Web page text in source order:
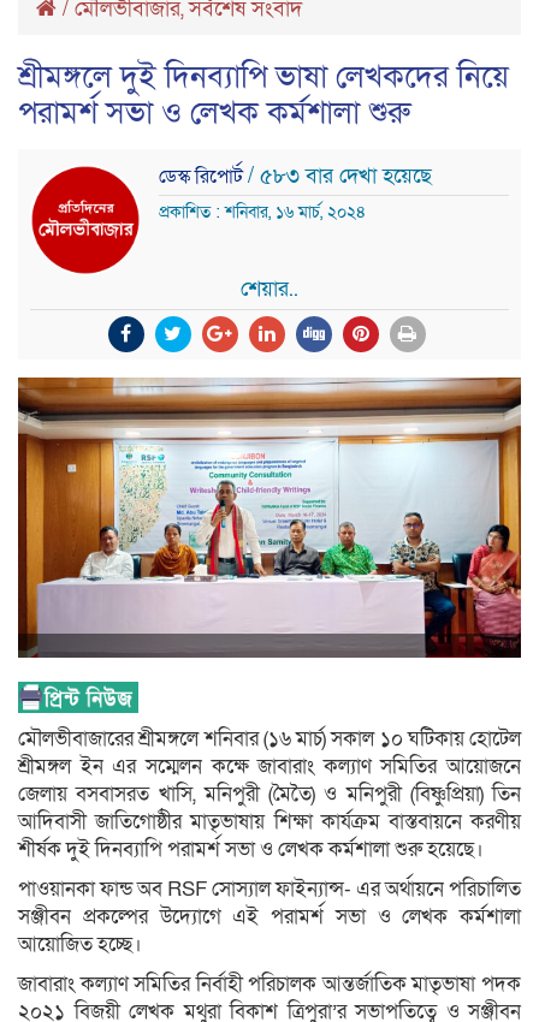
/ মৌলভীবাজার,সর্বশেষ সংবাদ
শ্রীমঙ্গলে দুই দিনব্যাপি ভাষা লেখকদের নিয়ে
পরামর্শ সভা ও লেখক কর্মশালা শুরু
ডেস্ক রিপোর্ট/ ৫৮৩ বার দেখা হয়েছে
প্রকাশিত : শনিবার, ১৬ মার্চ, ২০২৪
শেয়ার..
মৌলভীবাজারের শ্রীমঙ্গলে শনিবার (১৬ মার্চ) সকাল ১০ ঘটিকায় হোটেল
শ্রীমঙ্গল ইন এর সম্মেলন কক্ষে জাবারাং কল্যাণ সমিতির আয়োজনে
জেলায় বসবাসরত খাসি, মনিপুরী (মৈতৈ) ও মনিপুরী (বিষ্ণুপ্রিয়া) তিন
আদিবাসী জাতিগোষ্ঠীর মাতৃভাষায় শিক্ষা কার্যক্রম বাস্তবায়নে করণীয়
শীর্ষক দুই দিনব্যাপি পরামর্শ সভা ও লেখক কর্মশালা শুরু হয়েছে।
পাওয়ানকা ফান্ড অব RSF সোস্যাল ফাইন্যান্স- এর অর্থায়নে পরিচালিত
সঞ্জীবন প্রকল্পের উদ্যোগে এই পরামর্শ সভা ও লেখক কর্মশালা
আয়োজিত হচ্ছে।
জাবারাং কল্যাণ সমিতির নির্বাহী পরিচালক আন্তর্জাতিক মাতৃভাষা পদক
২০২১ বিজয়ী লেখক মথুরা বিকাশ ত্রিপুরা’র সভাপতিত্বে ও সঞ্জীবন